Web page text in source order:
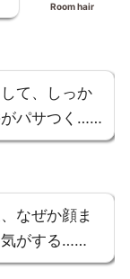
Room hair
て、しっか
がパサつく……
なぜか顔ま
気がする……